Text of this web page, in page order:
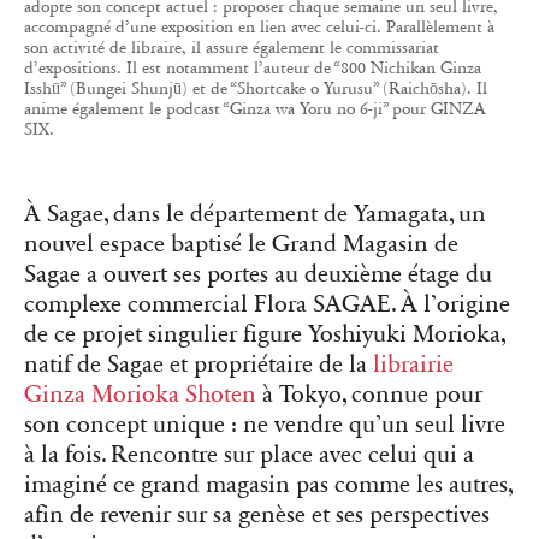
adopte son concept actuel : proposer chaque semaine un seul livre,
accompagné d’une exposition en lien avec celui-ci. Parallèlement à
son activité de libraire, il assure également le commissariat
d’expositions. Il est notamment l’auteur de “800 Nichikan Ginza
Isshū” (Bungei Shunjū) et de “Shortcake o Yurusu” (Raichōsha). Il
anime également le podcast “Ginza wa Yoru no 6-ji” pour GINZA
SIX.
À Sagae, dans le département de Yamagata, un
nouvel espace baptisé le Grand Magasin de
Sagae a ouvert ses portes au deuxième étage du
complexe commercial Flora SAGAE. À l’origine
de ce projet singulier figure Yoshiyuki Morioka,
natif de Sagae et propriétaire de la librairie
Ginza Morioka Shoten à Tokyo, connue pour
son concept unique : ne vendre qu’un seul livre
à la fois. Rencontre sur place avec celui qui a
imaginé ce grand magasin pas comme les autres,
afin de revenir sur sa genèse et ses perspectives